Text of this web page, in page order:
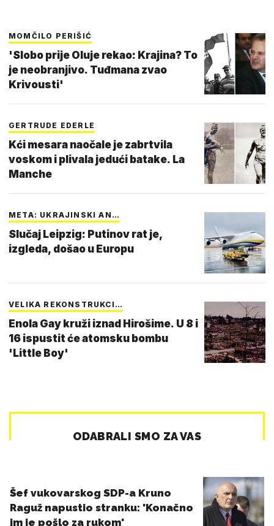
MOMČILO PERIŠIĆ
'Slobo prije Oluje rekao: Krajina? To
je neobranjivo. Tuđmana zvao
Krivousti'
GERTRUDE EDERLE
Kći mesara naočale je zabrtvila
voskom i plivala jedući batake. La
Manche
META: UKRAJINSKI AN…
Slučaj Leipzig: Putinov rat je,
izgleda, došao u Europu
VELIKA REKONSTRUKCI…
Enola Gay kruži iznad Hirošime. U 8 i
16 ispustit će atomsku bombu
'Little Boy'